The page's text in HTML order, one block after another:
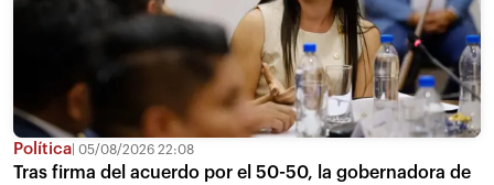
Política 05/08/2026 22:08
Tras firma del acuerdo por el 50-50, la gobernadora de